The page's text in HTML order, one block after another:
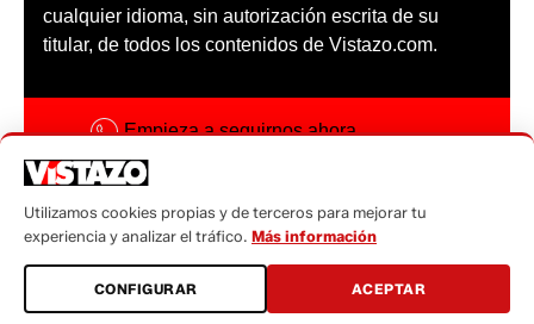
cualquier idioma, sin autorización escrita de su
titular, de todos los contenidos de Vistazo.com.
Empieza a seguirnos ahora
Código ética
Sugerencias a:
sugerencias@vistazo.com
Utilizamos cookies propias y de terceros para mejorar tu
experiencia y analizar el tráfico. Más información
CONFIGURAR ACEPTAR